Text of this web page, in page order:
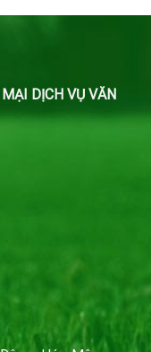
DỊCH VỤ VĂN